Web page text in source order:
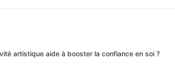
artistique aide à booster la confiance en soi ?